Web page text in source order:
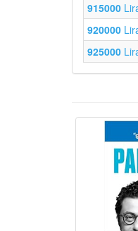
915000
920000
925000